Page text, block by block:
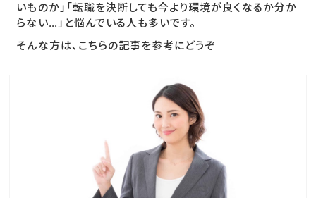
いものか」「転職を決断しても今より環境が良くなるか分か
らない…」と悩んでいる人も多いです。
そんな方は、こちらの記事を参考にどうぞ